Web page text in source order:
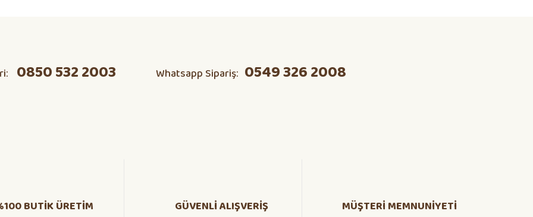
Yorum Yaz
0850 532 2003 Whatsapp Sipariş: 0549 326 2008
BUTİK ÜRETİM GÜVENLİ ALIŞVERİŞ MÜŞTERİ MEMNUNİYETİ